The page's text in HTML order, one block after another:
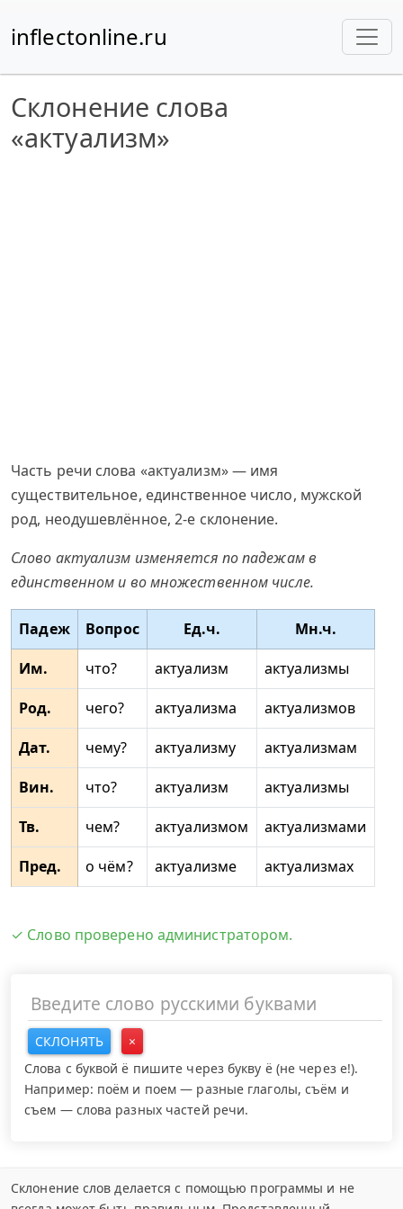
inflectonline.ru
Склонение слова
«актуализм»
Часть речи слова «актуализм» — имя
существительное, единственное число, мужской
род, неодушевлённое, 2-е склонение.
Слово актуализм изменяется по падежам в
единственном и во множественном числе.
Падеж Вопрос Ед.ч.
Мн.ч.
Им.
что? актуализм
актуализмы
Род.
чего? актуализма
актуализмов
Дат.
чему? актуализму
актуализмам
Вин.
что? актуализм
актуализмы
Тв.
чем? актуализмом
актуализмами
Пред.
о чём? актуализме актуализмах
✓ Слово проверено администратором.
СКЛОНЯТЬ
×
Слова с буквой ё пишите через букву ё (не через е!).
Например: поём и поем — разные глаголы, съём и
съем — слова разных частей речи.
Склонение слов делается с помощью программы и не